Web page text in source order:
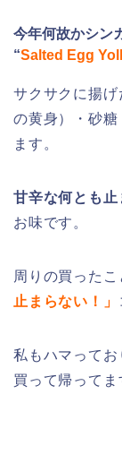
今年何故かシン
“Salted Egg
サクサクに揚
の黄身）・砂糖
ます。
甘辛な何とも止
お味です。
周りの買った
止まらない！」
私もハマってお
買って帰ってま